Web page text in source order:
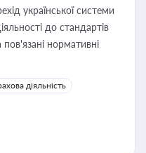
української системи
до стандартів
нормативні
діяльність